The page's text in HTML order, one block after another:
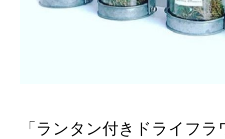
「ランタン付きドライフ